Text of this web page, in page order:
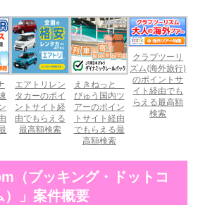
エアトリレン
タカーのポイ
ントサイト経
由でもらえる
最高額検索
えきねっと
びゅう国内ツ
アーのポイン
トサイト経由
でもらえる最
高額検索
クラブツーリ
ズム(海外旅行)
のポイントサ
イト経由でも
らえる最高額
検索
（ブッキング・ドットコ
）」案件概要